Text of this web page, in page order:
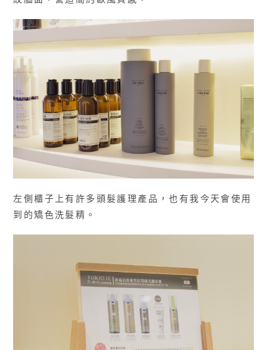
左側櫃子上有許多頭髮護理產品，也有我今天會使用
到的矯色洗髮精。